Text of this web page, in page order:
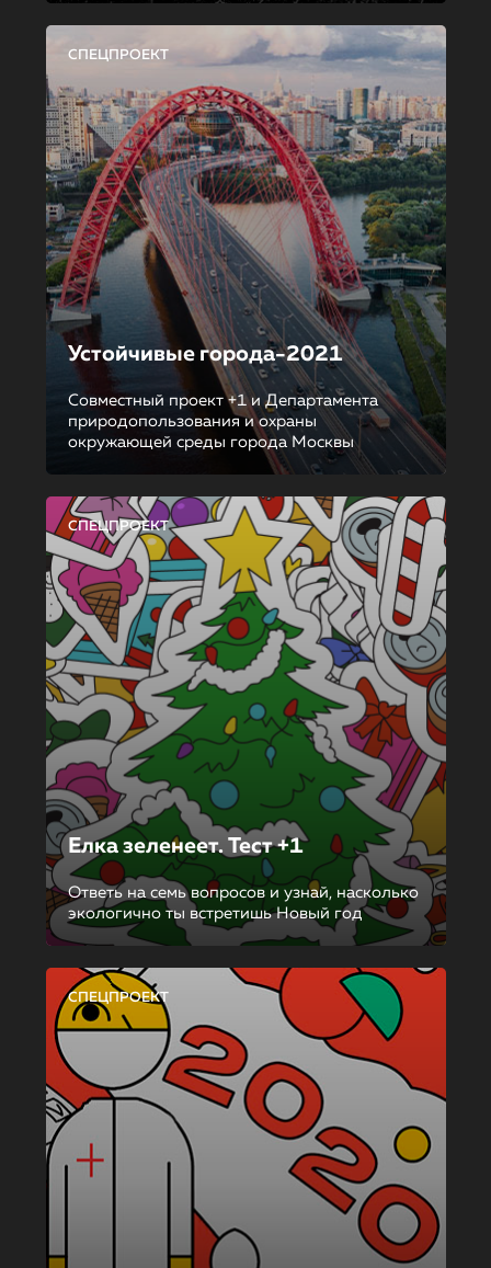
СПЕЦПРОЕКТ
Устойчивые города-2021
Совместный проект +1 и Департамента
природопользования и охраны
окружающей среды города Москвы
СПЕЦПРОЕКТ
Елка зеленеет. Тест +1
Ответь на семь вопросов и узнай, насколько
экологично ты встретишь Новый год
СПЕЦПРОЕКТ